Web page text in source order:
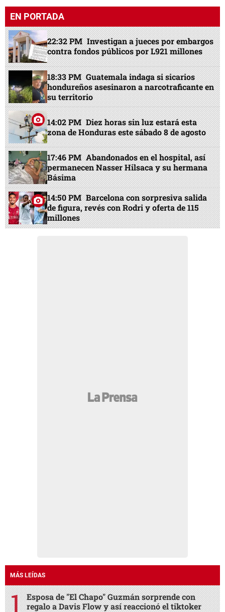
EN PORTADA
22:32 PM Investigan a jueces por embargos
contra fondos públicos por L921 millones
18:33 PM Guatemala indaga si sicarios
hondureños asesinaron a narcotraficante en
su territorio
14:02 PM Diez horas sin luz estará esta
zona de Honduras este sábado 8 de agosto
17:46 PM Abandonados en el hospital, así
permanecen Nasser Hilsaca y su hermana
Básima
14:50 PM Barcelona con sorpresiva salida
de figura, revés con Rodri y oferta de 115
millones
MÁS LEÍDAS
Esposa de "El Chapo" Guzmán sorprende con
regalo a Davis Flow y así reaccionó el tiktoker